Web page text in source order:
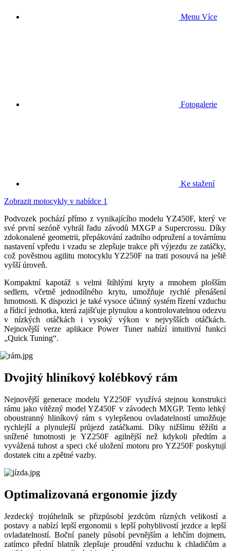
Menu Více
Fotogalerie
Ke stažení
Zobrazit motocykly v nabídce 1
Podvozek pochází přímo z vynikajícího modelu YZ450F, který ve
své první sezóně vyhrál řadu závodů MXGP a Supercrossu. Díky
zdokonalené geometrii, přepákování zadního odpružení a továrnímu
nastavení vpředu i vzadu se zlepšuje trakce při výjezdu ze zatáčky,
což pověstnou agilitu motocyklu YZ250F na trati posouvá na ještě
vyšší úroveň.
Kompaktní kapotáž s velmi štíhlými kryty a mnohem plošším
sedlem, včetně jednodílného krytu, umožňuje rychlé přenášení
hmotnosti. K dispozici je také vysoce účinný systém řízení vzduchu
a řídicí jednotka, která zajišťuje plynulou a kontrolovatelnou odezvu
v nízkých otáčkách i vysoký výkon v nejvyšších otáčkách.
Nejnovější verze aplikace Power Tuner nabízí intuitivní funkci
„Quick Tuning“.
Dvojitý hliníkový kolébkový rám
Nejnovější generace modelu YZ250F využívá stejnou konstrukci
rámu jako vítězný model YZ450F v závodech MXGP. Tento lehký
oboustranný hliníkový rám s vylepšenou ovladatelností umožňuje
rychlejší a plynulejší průjezd zatáčkami. Díky nižšímu těžišti a
snížené hmotnosti je YZ250F agilnější než kdykoli předtím a
vyvážená tuhost a speci cké uložení motoru pro YZ250F poskytují
dostatek citu a zpětné vazby.
Optimalizovaná ergonomie jízdy
Jezdecký trojúhelník se přizpůsobí jezdcům různých velikostí a
postavy a nabízí lepší ergonomii s lepší pohyblivostí jezdce a lepší
ovladatelností. Boční panely působí pevnějším a lehčím dojmem,
zatímco přední blatník zlepšuje proudění vzduchu k chladičům a